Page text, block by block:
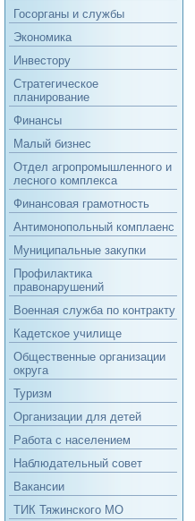
Госорганы и службы
Экономика
Инвестору
Стратегическое
планирование
Финансы
Малый бизнес
Отдел агропромышленного и
лесного комплекса
Финансовая грамотность
Антимонопольный комплаенс
Муниципальные закупки
Профилактика
правонарушений
Военная служба по контракту
Кадетское училище
Общественные организации
округа
Туризм
Организации для детей
Работа с населением
Наблюдательный совет
Вакансии
ТИК Тяжинского МО